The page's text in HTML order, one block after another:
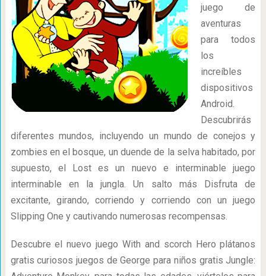
juego de
aventuras
para todos
los
increíbles
dispositivos
Android.
Descubrirás
diferentes mundos, incluyendo un mundo de conejos y
zombies en el bosque, un duende de la selva habitado, por
supuesto, el Lost es un nuevo e interminable juego
interminable en la jungla. Un salto más Disfruta de
excitante, girando, corriendo y corriendo con un juego
Slipping One y cautivando numerosas recompensas.
Descubre el nuevo juego With and scorch Hero plátanos
gratis curiosos juegos de George para niños gratis Jungle: